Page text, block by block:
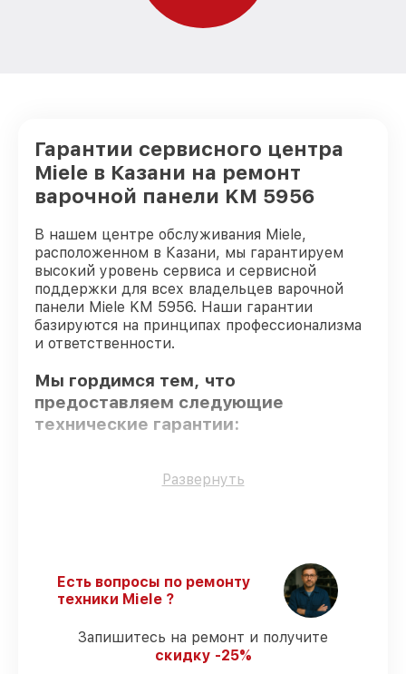
Гарантии сервисного центра
Miele в Казани на ремонт
варочной панели KM 5956
В нашем центре обслуживания Miele,
расположенном в Казани, мы гарантируем
высокий уровень сервиса и сервисной
поддержки для всех владельцев варочной
панели Miele KM 5956. Наши гарантии
базируются на принципах профессионализма
и ответственности.
Мы гордимся тем, что
предоставляем следующие
технические гарантии:
Только фирменные комплектующие
–
гарантируем завершение работ без
задержек.
– предоставляем
официальное гарантийное
сопровождение после починки.
Развернуть
Есть вопросы по ремонту
техники Miele ?
Запишитесь на ремонт и получите
скидку -25%